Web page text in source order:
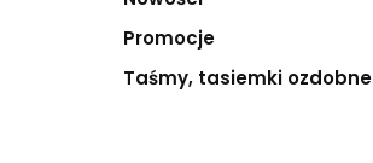
Promocje
Taśmy, tasiemki ozdobne